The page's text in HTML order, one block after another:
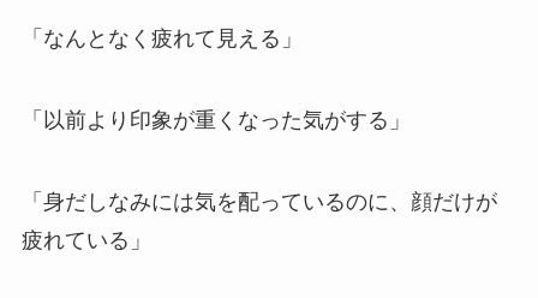
「なんとなく疲れて見える」
「以前より印象が重くなった気がする」
「身だしなみには気を配っているのに、顔だけが
疲れている」